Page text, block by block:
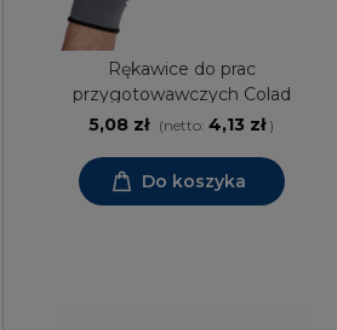
Rękawice do prac
przygotowawczych Colad
5,08 zł (netto: 4,13 zł)
Do koszyka